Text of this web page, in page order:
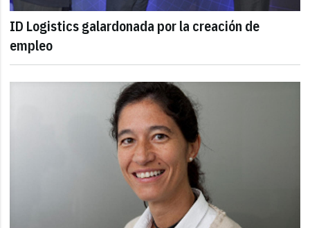
ID Logistics galardonada por la creación de
empleo